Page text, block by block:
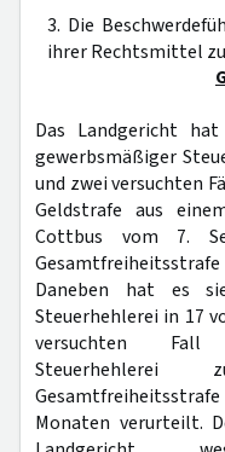
3. Die
ihrer Rechtsmittel
Das Landgericht
gewerbsmäßiger
und zwei versuchten
Geldstrafe aus
Cottbus vom 7.
Daneben hat es
Steuerhehlerei in 17
versuchten Fall
Monaten verurteilt.